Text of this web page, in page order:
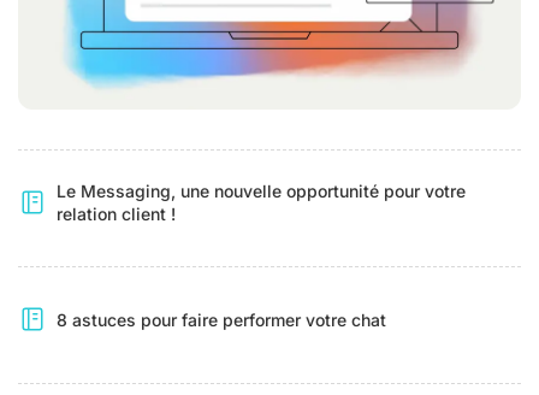
Le Messaging, une nouvelle opportunité pour votre
relation client !
8 astuces pour faire performer votre chat